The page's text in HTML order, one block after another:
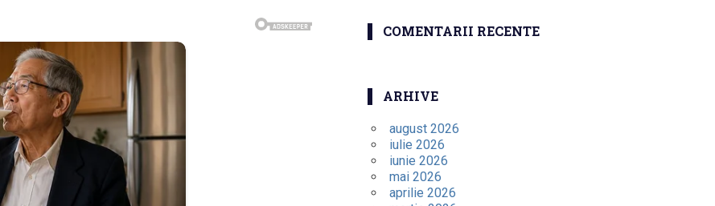
COMENTARII RECENTE
ARHIVE
august 2026
iulie 2026
iunie 2026
mai 2026
aprilie 2026